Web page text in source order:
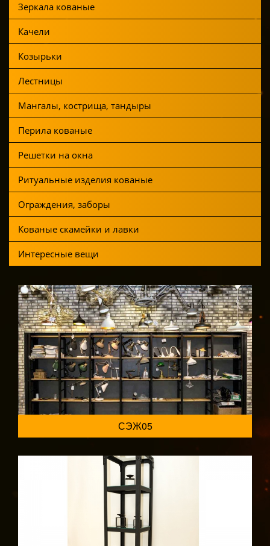
Зеркала кованые
Качели
Козырьки
Лестницы
Мангалы, кострища, тандыры
Перила кованые
Решетки на окна
Ритуальные изделия кованые
Ограждения, заборы
Кованые скамейки и лавки
Интересные вещи
СЭЖ05